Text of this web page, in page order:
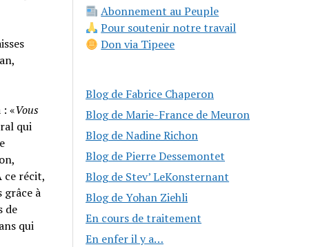
«Vous
qui
ce récit,
grâce à
de
qui
Abonnement au Peuple
Pour soutenir notre travail
Don via Tipeee
Blog de Fabrice Chaperon
Blog de Marie-France de Meuron
Blog de Nadine Richon
Blog de Pierre Dessemontet
Blog de Stev’ LeKonsternant
Blog de Yohan Ziehli
En cours de traitement
En enfer il y a…